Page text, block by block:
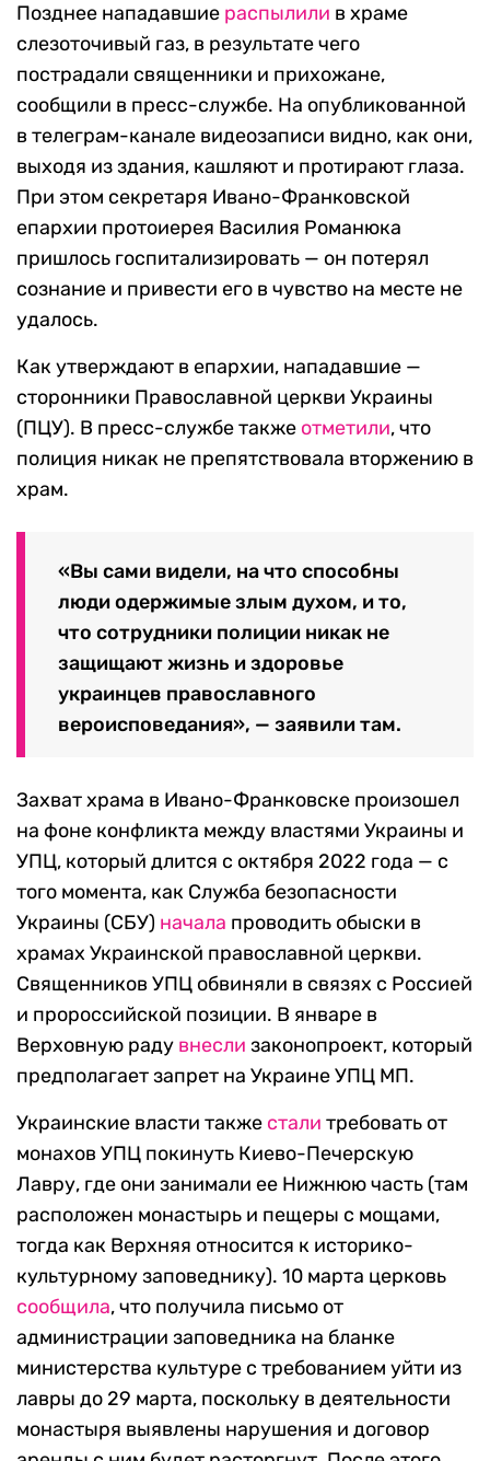
Позднее нападавшие распылили в храме
слезоточивый газ, в результате чего
пострадали священники и прихожане,
сообщили в пресс-службе. На опубликованной
в телеграм-канале видеозаписи видно, как они,
выходя из здания, кашляют и протирают глаза.
При этом секретаря Ивано-Франковской
епархии протоиерея Василия Романюка
пришлось госпитализировать — он потерял
сознание и привести его в чувство на месте не
удалось.
Как утверждают в епархии, нападавшие —
сторонники Православной церкви Украины
(ПЦУ). В пресс-службе также отметили, что
полиция никак не препятствовала вторжению в
храм.
«Вы сами видели, на что способны
люди одержимые злым духом, и то,
что сотрудники полиции никак не
защищают жизнь и здоровье
украинцев православного
вероисповедания», — заявили там.
Захват храма в Ивано-Франковске произошел
на фоне конфликта между властями Украины и
УПЦ, который длится с октября 2022 года — с
того момента, как Служба безопасности
Украины (СБУ) начала проводить обыски в
храмах Украинской православной церкви.
Священников УПЦ обвиняли в связях с Россией
и пророссийской позиции. В январе в
Верховную раду внесли законопроект, который
предполагает запрет на Украине УПЦ МП.
Украинские власти также стали требовать от
монахов УПЦ покинуть Киево-Печерскую
Лавру, где они занимали ее Нижнюю часть (там
расположен монастырь и пещеры с мощами,
тогда как Верхняя относится к историко-
культурному заповеднику). 10 марта церковь
сообщила, что получила письмо от
администрации заповедника на бланке
министерства культуре с требованием уйти из
лавры до 29 марта, поскольку в деятельности
монастыря выявлены нарушения и договор